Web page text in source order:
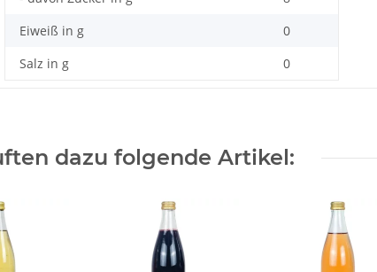
Eiweiß in g
0
Salz in g
0
dazu folgende Artikel: